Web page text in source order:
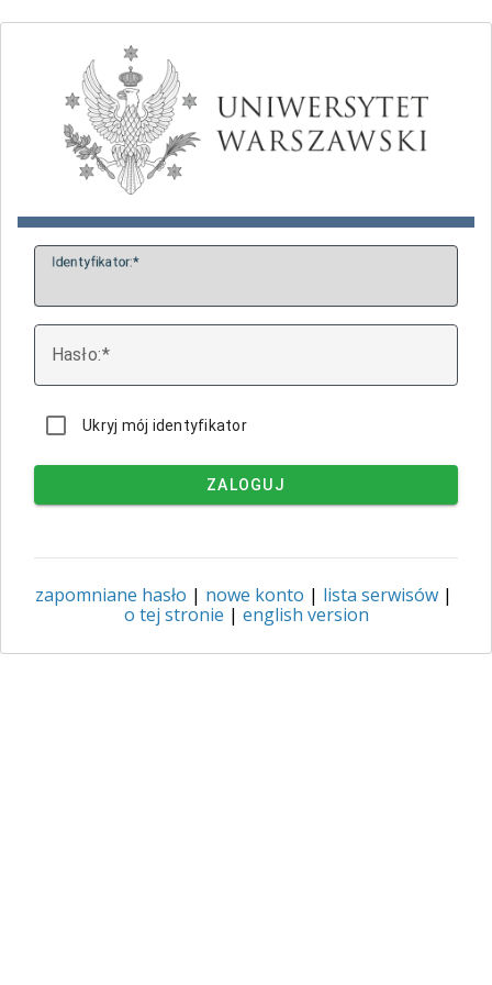
Identyfikator:
Hasło:
Ukryj mój identyfikator
ZALOGUJ
zapomniane hasło | nowe konto | lista serwisów |
o tej stronie | english version